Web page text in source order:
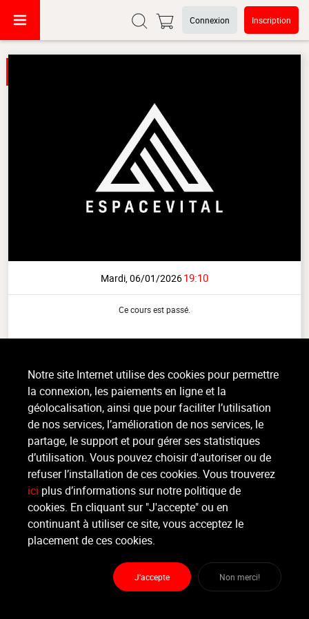
Connexion Inscription
Mardi, 06/01/202619:10
Ce cours est passé.
Body Conditioning, Tout niveau, intérieur
Le Step est une des activités fondamentales du fitness ! Organisée autour
de l'appareil qui lui donne son nom, cette activité consiste à enchaîner une
combinaison de pas sur, au-dessus et autour (...)
Lire la suite
Organisateur
ESPACE VITAL
Moniteur
ESPACE VITAL
Notre site Internet utilise des cookies pour permettre
la connexion, les paiements en ligne et la
géolocalisation, ainsi que pour faciliter l’utilisation
de nos services, l’amélioration de nos services, le
partage, le support et pour gérer ses statistiques
d’utilisation. Vous pouvez choisir d'autoriser ou de
refuser l’installation de ces cookies. Vous trouverez
ici plus d’informations sur notre politique de
cookies. En cliquant sur "J'accepte" ou en
continuant à utiliser ce site, vous acceptez le
placement de ces cookies.
J'accepte Non merci!